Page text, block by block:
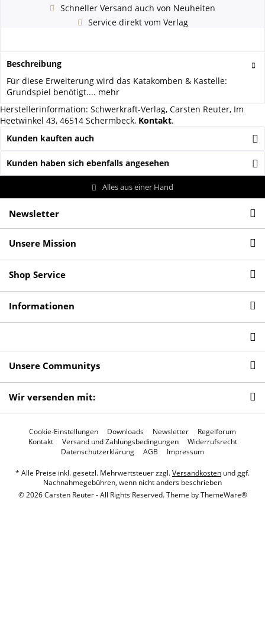
Schneller Versand auch von Neuheiten
Service direkt vom Verlag
Beschreibung
Für diese Erweiterung wird das Katakomben & Kastelle:
Grundspiel benötigt.... mehr
Herstellerinformation: Schwerkraft-Verlag, Carsten Reuter, Im
Heetwinkel 43, 46514 Schermbeck, Kontakt.
Kunden kauften auch
Kunden haben sich ebenfalls angesehen
Alles aus einer Hand
Newsletter
Unsere Mission
Shop Service
Informationen
Unsere Communitys
Wir versenden mit:
Cookie-Einstellungen Downloads Newsletter
Regelforum
Kontakt
Versand und Zahlungsbedingungen
Widerrufsrecht
Datenschutzerklärung
AGB Impressum
* Alle Preise inkl. gesetzl. Mehrwertsteuer zzgl.Versandkosten und ggf.
Nachnahmegebühren, wenn nicht anders beschrieben
© 2026 Carsten Reuter - All Rights Reserved. Theme byThemeWare®